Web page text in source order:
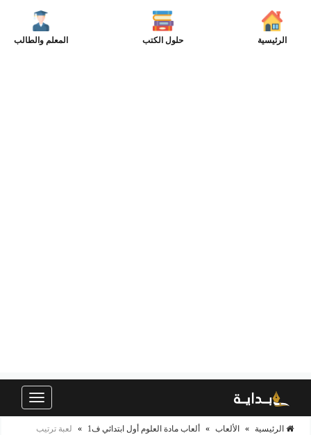
الرئيسية حلول الكتب المعلم والطالب
Toggle
الرئيسية » الألعاب » ألعاب مادة العلوم أول ابتدائي ف1 »
لعبة ترتيب